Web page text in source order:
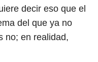
decir eso que el
del que ya no
no; en realidad,